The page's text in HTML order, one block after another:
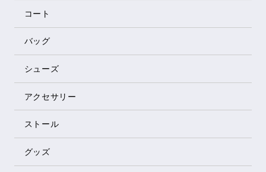
コート
バッグ
シューズ
アクセサリー
ストール
グッズ